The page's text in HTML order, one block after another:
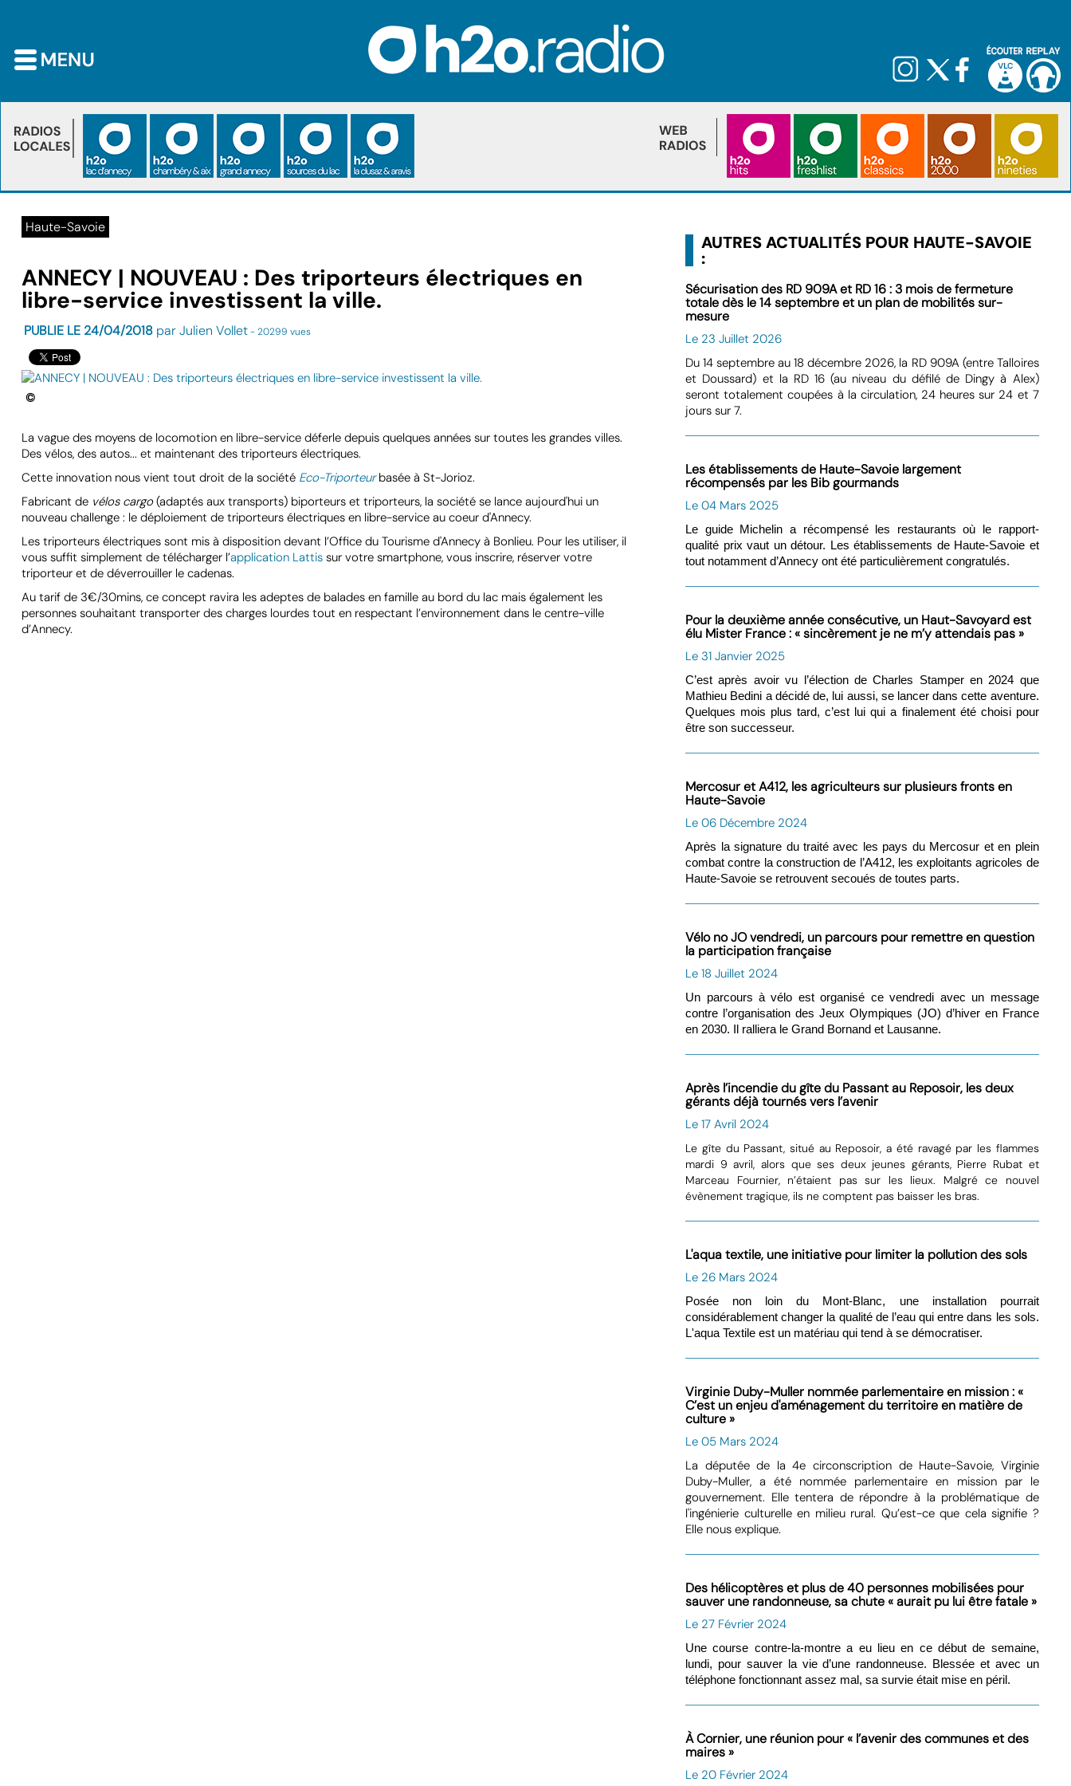
Haute-Savoie
ANNECY | NOUVEAU : Des triporteurs électriques en
libre-service investissent la ville.
PUBLIE LE 24/04/2018par Julien Vollet- 20299 vues
©
La vague des moyens de locomotion en libre-service déferle depuis quelques années sur toutes les grandes villes.
Des vélos, des autos... et maintenant des triporteurs électriques.
Cette innovation nous vient tout droit de la société Eco-Triporteur basée à St-Jorioz.
Fabricant de vélos cargo(adaptés aux transports) biporteurs et triporteurs, la société se lance aujourd'hui un
nouveau challenge : le déploiement de triporteurs électriques en libre-service au coeur d'Annecy.
Les triporteurs électriques sont mis à disposition devant l’Office du Tourisme d'Annecy à Bonlieu. Pour les utiliser, il
vous suffit simplement de télécharger l’application Lattissur votre smartphone, vous inscrire, réserver votre
triporteur et de déverrouiller le cadenas.
Au tarif de 3€/30mins, ce concept ravira les adeptes de balades en famille au bord du lac mais également les
personnes souhaitant transporter des charges lourdes tout en respectant l’environnement dans le centre-ville
d’Annecy.
AUTRES ACTUALITÉS POUR HAUTE-SAVOIE
:
Sécurisation des RD 909A et RD 16 : 3 mois de fermeture
totale dès le 14 septembre et un plan de mobilités sur-
mesure
Le 23 Juillet 2026
Du 14 septembre au 18 décembre 2026, la RD 909A (entre Talloires
et Doussard) et la RD 16 (au niveau du défilé de Dingy à Alex)
seront totalement coupées à la circulation, 24 heures sur 24 et 7
jours sur 7.
Les établissements de Haute-Savoie largement
récompensés par les Bib gourmands
Le 04 Mars 2025
Le guide Michelin a récompensé les restaurants où le rapport-
qualité prix vaut un détour. Les établissements de Haute-Savoie et
tout notamment d’Annecy ont été particulièrement congratulés.
Pour la deuxième année consécutive, un Haut-Savoyard est
élu Mister France : « sincèrement je ne m’y attendais pas »
Le 31 Janvier 2025
C’est après avoir vu l’élection de Charles Stamper en 2024 que
Mathieu Bedini a décidé de, lui aussi, se lancer dans cette aventure.
Quelques mois plus tard, c’est lui qui a finalement été choisi pour
être son successeur.
Mercosur et A412, les agriculteurs sur plusieurs fronts en
Haute-Savoie
Le 06 Décembre 2024
Après la signature du traité avec les pays du Mercosur et en plein
combat contre la construction de l’A412, les exploitants agricoles de
Haute-Savoie se retrouvent secoués de toutes parts.
Vélo no JO vendredi, un parcours pour remettre en question
la participation française
Le 18 Juillet 2024
Un parcours à vélo est organisé ce vendredi avec un message
contre l’organisation des Jeux Olympiques (JO) d’hiver en France
en 2030. Il ralliera le Grand Bornand et Lausanne.
Après l’incendie du gîte du Passant au Reposoir, les deux
gérants déjà tournés vers l’avenir
Le 17 Avril 2024
Le gîte du Passant, situé au Reposoir, a été ravagé par les flammes
mardi 9 avril, alors que ses deux jeunes gérants, Pierre Rubat et
Marceau Fournier, n’étaient pas sur les lieux. Malgré ce nouvel
évènement tragique, ils ne comptent pas baisser les bras.
L'aqua textile, une initiative pour limiter la pollution des sols
Le 26 Mars 2024
Posée non loin du Mont-Blanc, une installation pourrait
considérablement changer la qualité de l’eau qui entre dans les sols.
L'aqua Textile est un matériau qui tend à se démocratiser.
Virginie Duby-Muller nommée parlementaire en mission : «
C’est un enjeu d'aménagement du territoire en matière de
culture »
Le 05 Mars 2024
La députée de la 4e circonscription de Haute-Savoie, Virginie
Duby-Muller, a été nommée parlementaire en mission par le
gouvernement. Elle tentera de répondre à la problématique de
l'ingénierie culturelle en milieu rural. Qu’est-ce que cela signifie ?
Elle nous explique.
Des hélicoptères et plus de 40 personnes mobilisées pour
sauver une randonneuse, sa chute « aurait pu lui être fatale »
Le 27 Février 2024
Une course contre-la-montre a eu lieu en ce début de semaine,
lundi, pour sauver la vie d’une randonneuse. Blessée et avec un
téléphone fonctionnant assez mal, sa survie était mise en péril.
À Cornier, une réunion pour « l’avenir des communes et des
maires »
Le 20 Février 2024